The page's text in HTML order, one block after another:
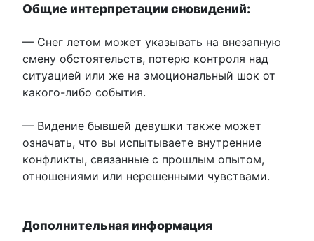
Общие интерпретации сновидений:
— Снег летом может указывать на внезапную
смену обстоятельств, потерю контроля над
ситуацией или же на эмоциональный шок от
какого-либо события.
— Видение бывшей девушки также может
означать, что вы испытываете внутренние
конфликты, связанные с прошлым опытом,
отношениями или нерешенными чувствами.
Дополнительная информация